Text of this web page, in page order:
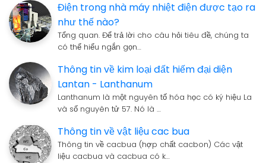
Điện trong nhà máy nhiệt điện được tạo ra
như thế nào?
Tổng quan. Để trả lời cho câu hỏi tiêu đề, chúng ta
có thể hiểu ngắn gọn…
Thông tin về kim loại đất hiếm đại diện
Lantan - Lanthanum
Lanthanum là một nguyên tố hóa học có ký hiệu La
và số nguyên tử 57. Nó là …
Thông tin về vật liệu cac bua
Thông tin về cacbua (hợp chất cacbon) Các vật
liệu cacbua và cacbua có k…